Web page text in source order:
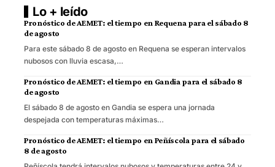
Lo + leído
Pronóstico de AEMET: el tiempo en Requena para el sábado 8
de agosto
Para este sábado 8 de agosto en Requena se esperan intervalos
nubosos con lluvia escasa,…
Pronóstico de AEMET: el tiempo en Gandia para el sábado 8
de agosto
El sábado 8 de agosto en Gandia se espera una jornada
despejada con temperaturas máximas…
Pronóstico de AEMET: el tiempo en Peñíscola para el sábado
8 de agosto